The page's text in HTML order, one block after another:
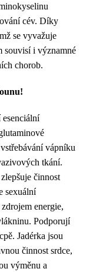
cév. Díky
se vyvažuje
souvisí i významné
chorob.
vápníku
tkání.
činnost
sexuální
energie,
Podporují
Jadérka jsou
činnost srdce,
výměnu a